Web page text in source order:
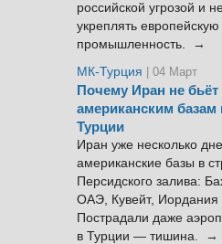
российской угрозой и
укреплять
промышленность. →
МК-Турция
| 04 Март
Почему Иран не бьёт
американским базам
Турции
Иран уже несколько
американские базы в
Персидского залива:
ОАЭ, Кувейт, Иордания
Пострадали даже
в Турции — тишина. →